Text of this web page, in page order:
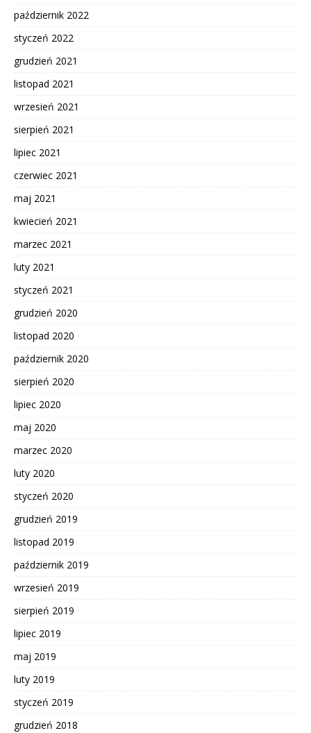
październik 2022
styczeń 2022
grudzień 2021
listopad 2021
wrzesień 2021
sierpień 2021
lipiec 2021
czerwiec 2021
maj 2021
kwiecień 2021
marzec 2021
luty 2021
styczeń 2021
grudzień 2020
listopad 2020
październik 2020
sierpień 2020
lipiec 2020
maj 2020
marzec 2020
luty 2020
styczeń 2020
grudzień 2019
listopad 2019
październik 2019
wrzesień 2019
sierpień 2019
lipiec 2019
maj 2019
luty 2019
styczeń 2019
grudzień 2018